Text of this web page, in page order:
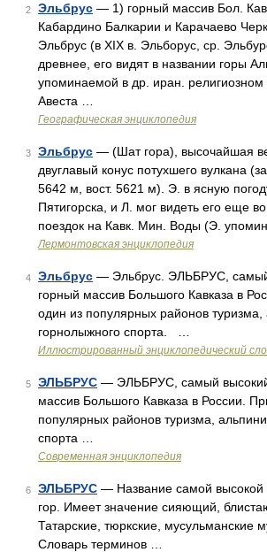
2 Эльбрус — 1) горный массив Бол.
Кабардино Балкарии и Карачаево
Эльбрус (в XIX в. Эльборус, ср.
древнее, его видят в названии горы
упоминаемой в др. иран. религиозном
Авеста …
Географическая энциклопедия
3 Эльбрус — (Шат гора), высочайшая
двуглавый конус потухшего вулкана
5642 м, вост. 5621 м). Э. в ясную
Пятигорска, и Л. мог видеть его еще
поездок на Кавк. Мин. Воды (Э.
Лермонтовская энциклопедия
4 Эльбрус — Эльбрус. ЭЛЬБРУС,
горный массив Большого Кавказа в
один из популярных районов туризма,
горнолыжного спорта. …
Иллюстрированный энциклопедический
5 ЭЛЬБРУС — ЭЛЬБРУС, самый
массив Большого Кавказа в России.
популярных районов туризма,
спорта …
Современная энциклопедия
6 ЭЛЬБРУС — Название самой высокой
гор. Имеет значение сияющий,
Татарские, тюркские, мусульманские
Словарь терминов …